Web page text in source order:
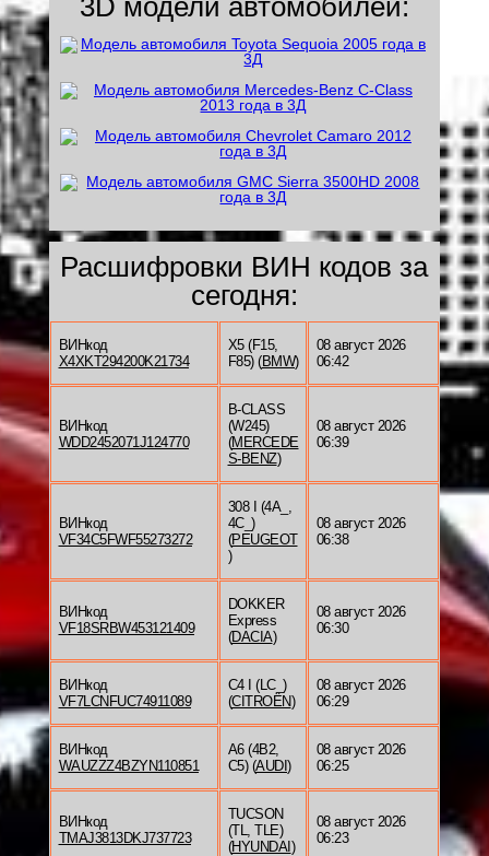
3D модели автомобилей:
Расшифровки ВИН кодов за
сегодня:
ВИНкод
X4XKT294200K21734
X5 (F15,
F85) (BMW)
08 август 2026
06:42
ВИНкод
WDD2452071J124770
B-CLASS
(W245)
(MERCEDE
S-BENZ)
08 август 2026
06:39
ВИНкод
VF34C5FWF55273272
308 I (4A_,
4C_)
(PEUGEOT
)
08 август 2026
06:38
ВИНкод
VF18SRBW453121409
DOKKER
Express
(DACIA)
08 август 2026
06:30
ВИНкод
VF7LCNFUC74911089
C4 I (LC_)
(CITROËN)
08 август 2026
06:29
ВИНкод
WAUZZZ4BZYN110851
A6 (4B2,
C5) (AUDI )
08 август 2026
06:25
ВИНкод
TMAJ3813DKJ737723
TUCSON
(TL, TLE)
(HYUNDAI )
08 август 2026
06:23